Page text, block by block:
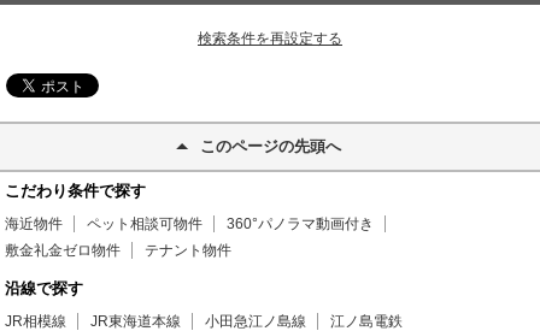
検索条件を再設定する
このページの先頭へ
こだわり条件で探す
海近物件 ペット相談可物件
360°パノラマ動画付き
敷金礼金ゼロ物件
テナント物件
沿線で探す
JR相模線 JR東海道本線 小田急江ノ島線 江ノ島電鉄